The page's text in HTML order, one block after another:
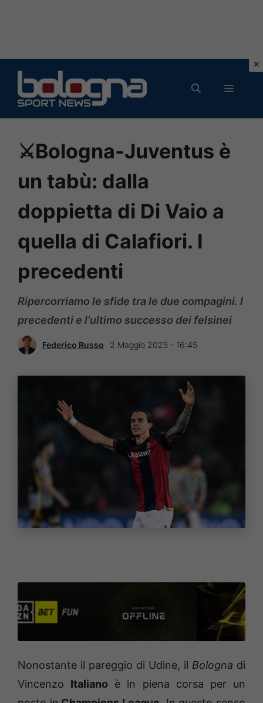
contenuto
MENU
⚔️Bologna-Juventus è
un tabù: dalla
doppietta di Di Vaio a
quella di Calafiori. I
precedenti
Ripercorriamo le sfide tra le due compagini. I
precedenti e l'ultimo successo dei felsinei
Federico Russo 2 Maggio 2025 - 16:45
Nonostante il pareggio di Udine, il Bologna di
Vincenzo Italiano è in piena corsa per un